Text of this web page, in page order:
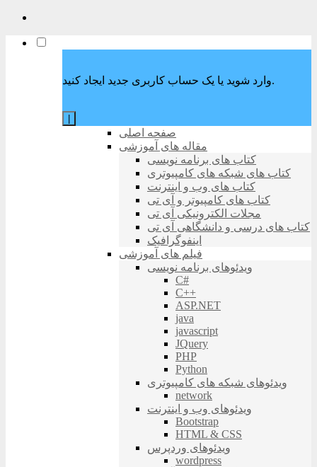
وارد شوید یا یک حساب کاربری جدید ایجاد کنید.
صفحه اصلی
مقاله های آموزشی
کتاب های برنامه نویسی
کتاب های شبکه های کامپیوتری
کتاب های وب و اینترنت
کتاب های کامپیوتر و آی تی
مجلات الکترونیکی آی تی
کتاب های درسی و دانشگاهی آی تی
اینفوگرافیک
فیلم های آموزشی
ویدئوهای برنامه نویسی
C#
C++
ASP.NET
java
javascript
JQuery
PHP
Python
ویدئوهای شبکه های کامپیوتری
network
ویدئوهای وب و اینترنت
Bootstrap
HTML & CSS
ویدئوهای وردپرس
wordpress